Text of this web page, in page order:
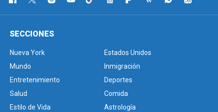
SECCIONES
Nueva York
Estados Unidos
Mundo
Inmigración
Entretenimiento
Deportes
Salud
Comida
Estilo de Vida
Astrología